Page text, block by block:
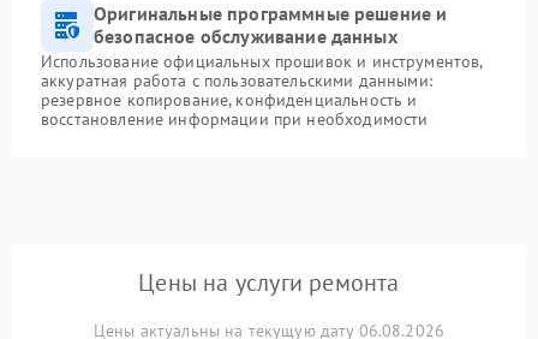
Оригинальные программные решение и
безопасное обслуживание данных
Использование официальных прошивок и инструментов,
аккуратная работа с пользовательскими данными:
резервное копирование, конфиденциальность и
восстановление информации при необходимости
Цены на услуги ремонта
Цены актуальны на текущую дату 06.08.2026